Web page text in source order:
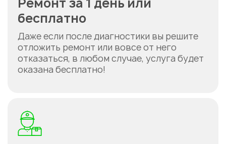
бесплатно
Даже если после диагностики вы решите
отложить ремонт или вовсе от него
отказаться, в любом случае, услуга будет
оказана бесплатно!